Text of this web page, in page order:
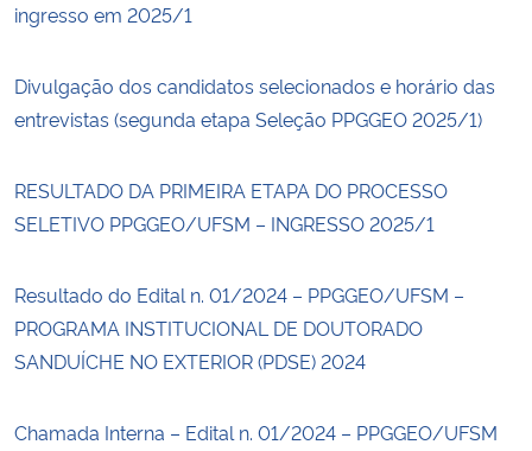
ingresso em 2025/1
Divulgação dos candidatos selecionados e horário das
entrevistas (segunda etapa Seleção PPGGEO 2025/1)
RESULTADO DA PRIMEIRA ETAPA DO PROCESSO
SELETIVO PPGGEO/UFSM – INGRESSO 2025/1
Resultado do Edital n. 01/2024 – PPGGEO/UFSM –
PROGRAMA INSTITUCIONAL DE DOUTORADO
SANDUÍCHE NO EXTERIOR (PDSE) 2024
Chamada Interna – Edital n. 01/2024 – PPGGEO/UFSM